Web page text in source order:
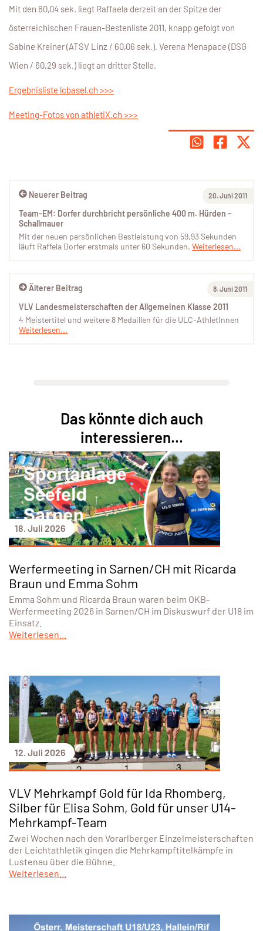
Mit den 60,04 sek. liegt Raffaela derzeit an der Spitze der
österreichischen Frauen-Bestenliste 2011, knapp gefolgt von
Sabine Kreiner (ATSV Linz / 60,06 sek.). Verena Menapace (DSG
Wien / 60,29 sek.) liegt an dritter Stelle.
Ergebnisliste lcbasel.ch >>>
Meeting-Fotos von athletiX.ch >>>
Älterer Beitrag 8. Juni 2011
VLV Landesmeisterschaften der Allgemeinen Klasse 2011
4 Meistertitel und weitere 8 Medaillen für die ULC-AthletInnen
Weiterlesen...
Neuerer Beitrag 20. Juni 2011
Team-EM: Dorfer durchbricht persönliche 400 m. Hürden –
Schallmauer
Mit der neuen persönlichen Bestleistung von 59,93 Sekunden
läuft Raffela Dorfer erstmals unter 60 Sekunden. Weiterlesen...
Das könnte dich auch
interessieren...
18. Juli 2026
Werfermeeting in Sarnen/CH mit Ricarda
Braun und Emma Sohm
Emma Sohm und Ricarda Braun waren beim OKB-
Werfermeeting 2026 in Sarnen/CH im Diskuswurf der U18 im
Einsatz.
Weiterlesen...
12. Juli 2026
VLV Mehrkampf Gold für Ida Rhomberg,
Silber für Elisa Sohm, Gold für unser U14-
Mehrkampf-Team
Zwei Wochen nach den Vorarlberger Einzelmeisterschaften
der Leichtathletik gingen die Mehrkampftitelkämpfe in
Lustenau über die Bühne.
Weiterlesen...